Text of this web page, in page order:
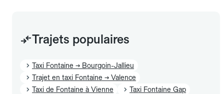
Trajets populaires
Taxi Fontaine → Bourgoin-Jallieu
Trajet en taxi Fontaine → Valence
Taxi de Fontaine à Vienne
Taxi Fontaine Gap